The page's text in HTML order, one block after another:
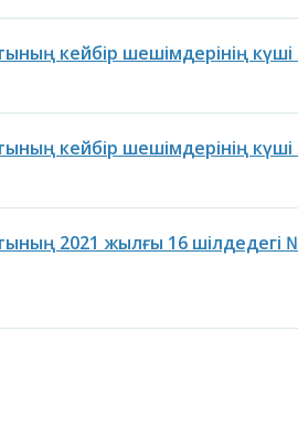
кейбір шешімдерінің
кейбір шешімдерінің
2021 жылғы 16 шілдедегі